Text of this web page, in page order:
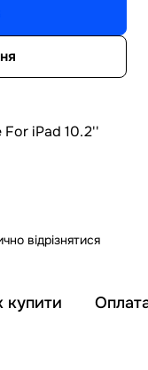
For iPad 10.2''
відрізнятися
купити